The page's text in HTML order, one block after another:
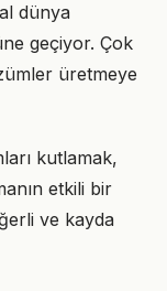
dünya
geçiyor. Çok
üretmeye
kutlamak,
etkili bir
ve kayda